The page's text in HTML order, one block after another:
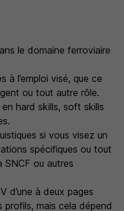
le domaine ferroviaire
à l’emploi visé, que ce
ou tout autre rôle.
hard skills, soft skills
si vous visez un
spécifiques ou tout
SNCF ou autres
d’une à deux pages
profils, mais cela dépend